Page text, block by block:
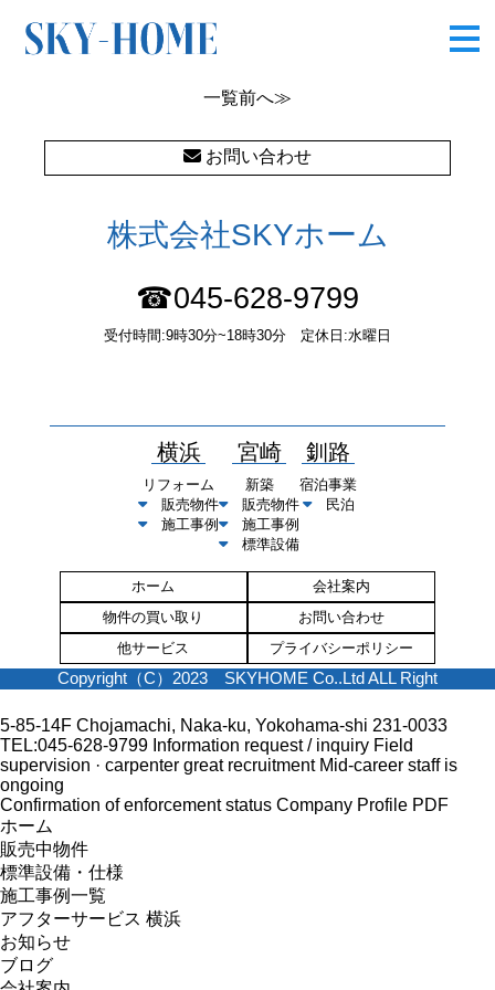
東本郷6丁目0218
一覧前へ≫
お問い合わせ
株式会社SKYホーム
☎045-628-9799
受付時間:9時30分~18時30分 定休日:水曜日
横浜
リフォーム
販売物件
施工事例
宮崎
新築
販売物件
施工事例
標準設備
釧路
宿泊事業
民泊
ホーム
会社案内
物件の買い取り
お問い合わせ
他サービス
プライバシーポリシー
Copyright（C）2023 SKYHOME Co..Ltd ALL Right
5-85-14F Chojamachi, Naka-ku, Yokohama-shi 231-0033
TEL:045-628-9799 Information request / inquiry Field
supervision · carpenter great recruitment Mid-career staff is
ongoing
Confirmation of enforcement status Company Profile PDF
ホーム
販売中物件
標準設備・仕様
施工事例一覧
アフターサービス 横浜
お知らせ
ブログ